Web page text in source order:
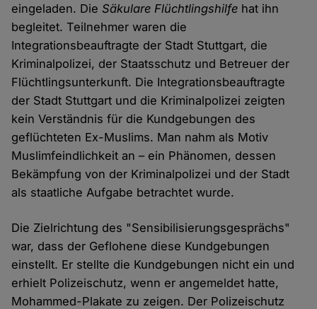
eingeladen. DieSäkulare Flüchtlingshilfe hat ihn
begleitet. Teilnehmer waren die
Integrationsbeauftragte der Stadt Stuttgart, die
Kriminalpolizei, der Staatsschutz und Betreuer der
Flüchtlingsunterkunft. Die Integrationsbeauftragte
der Stadt Stuttgart und die Kriminalpolizei zeigten
kein Verständnis für die Kundgebungen des
geflüchteten Ex-Muslims. Man nahm als Motiv
Muslimfeindlichkeit an – ein Phänomen, dessen
Bekämpfung von der Kriminalpolizei und der Stadt
als staatliche Aufgabe betrachtet wurde.
Die Zielrichtung des "Sensibilisierungsgesprächs"
war, dass der Geflohene diese Kundgebungen
einstellt. Er stellte die Kundgebungen nicht ein und
erhielt Polizeischutz, wenn er angemeldet hatte,
Mohammed-Plakate zu zeigen. Der Polizeischutz